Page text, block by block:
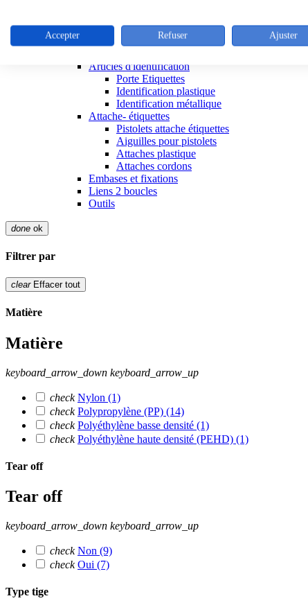
Colliers inox
Outillage colliers metalliques
Articles d'identification
Porte Etiquettes
Identification plastique
Identification métallique
Attache- étiquettes
Pistolets attache étiquettes
Aiguilles pour pistolets
Attaches plastique
Attaches cordons
Embases et fixations
Liens 2 boucles
Outils
done ok
Filtrer par
clear Effacer tout
Matière
Matière
keyboard_arrow_down keyboard_arrow_up
check Nylon (1)
check Polypropylène (PP) (14)
check Polyéthylène basse densité (1)
check Polyéthylène haute densité (PEHD) (1)
Tear off
Tear off
keyboard_arrow_down keyboard_arrow_up
check Non (9)
check Oui (7)
Type tige
Accepter Refuser Ajuster